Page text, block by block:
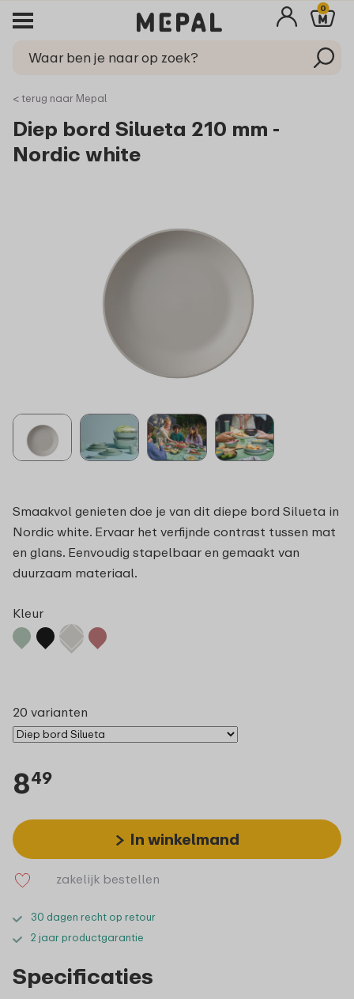
0
< terug naar Mepal
Diep bord Silueta 210 mm -
Nordic white
Smaakvol genieten doe je van dit diepe bord Silueta in
Nordic white. Ervaar het verfijnde contrast tussen mat
en glans. Eenvoudig stapelbaar en gemaakt van
duurzaam materiaal.
Kleur
20 varianten
849
In winkelmand
zakelijk bestellen
30 dagen recht op retour
2 jaar productgarantie
Specificaties